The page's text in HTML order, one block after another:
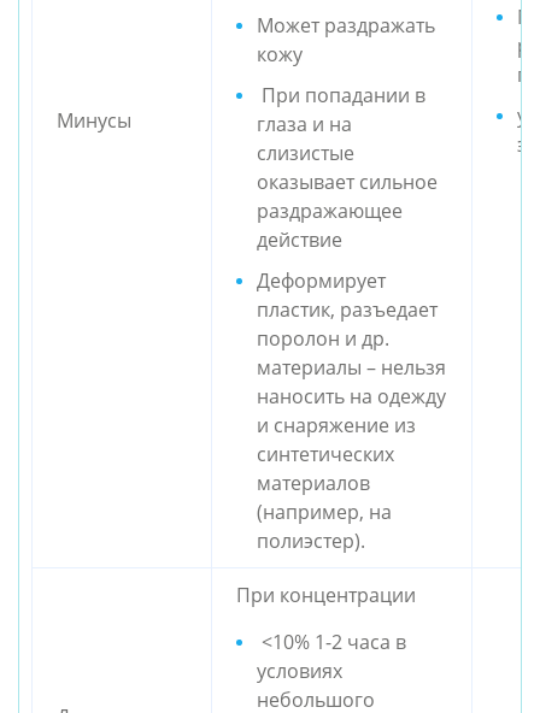
Минусы
Может раздражать
кожу
При попадании в
глаза и на
слизистые
оказывает сильное
раздражающее
действие
Деформирует
пластик, разъедает
поролон и др.
материалы – нельзя
наносить на одежду
и снаряжение из
синтетических
материалов
(например, на
полиэстер).
При концентрации
<10% 1-2 часа в
условиях
небольшого